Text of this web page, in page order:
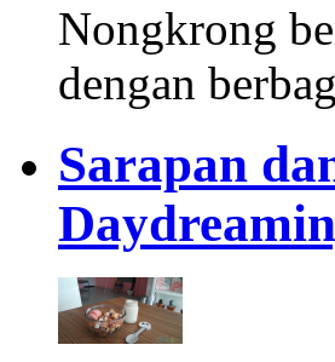
Nongkrong
dengan
Sarapan